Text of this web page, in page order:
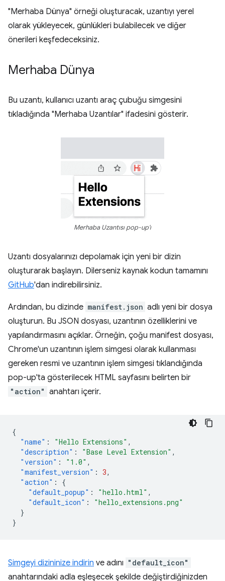
"Merhaba Dünya" örneği oluşturacak, uzantıyı yerel
olarak yükleyecek, günlükleri bulabilecek ve diğer
önerileri keşfedeceksiniz.
Merhaba Dünya
Bu uzantı, kullanıcı uzantı araç çubuğu simgesini
tıkladığında "Merhaba Uzantılar" ifadesini gösterir.
Merhaba Uzantısı pop-up'ı
Uzantı dosyalarınızı depolamak için yeni bir dizin
oluşturarak başlayın. Dilerseniz kaynak kodun tamamını
GitHub'dan indirebilirsiniz.
Ardından, bu dizinde manifest.json adlı yeni bir dosya
oluşturun. Bu JSON dosyası, uzantının özelliklerini ve
yapılandırmasını açıklar. Örneğin, çoğu manifest dosyası,
Chrome'un uzantının işlem simgesi olarak kullanması
gereken resmi ve uzantının işlem simgesi tıklandığında
pop-up'ta gösterilecek HTML sayfasını belirten bir
"action" anahtarı içerir.
{
"name" : "Hello Extensions" ,
"description" : "Base Level Extension" ,
"version" : "1.0" ,
"manifest_version" : 3,
"action" :
{
"default_popup" : "hello.html" ,
"default_icon" :
"hello_extensions.png"
}
}
Simgeyi dizininize indirin ve adını "default_icon"
anahtarındaki adla eşleşecek şekilde değiştirdiğinizden